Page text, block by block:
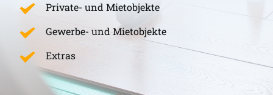
Private- und Mietobjekte
Gewerbe- und Mietobjekte
Extras